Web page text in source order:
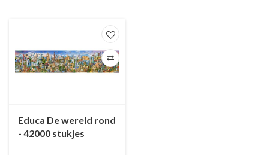
Educa De wereld rond
- 42000 stukjes